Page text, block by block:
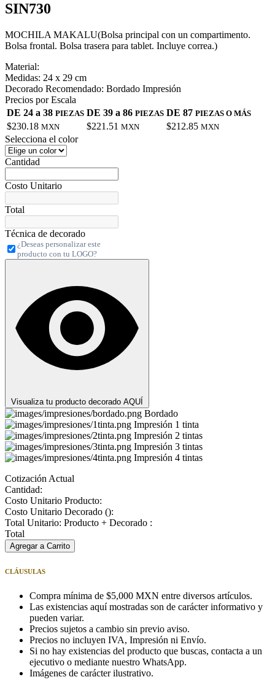
SIN730
MOCHILA MAKALU(Bolsa principal con un compartimento.
Bolsa frontal. Bolsa trasera para tablet. Incluye correa.)
Material:
Medidas: 24 x 29 cm
Decorado Recomendado: Bordado Impresión
Precios por Escala
DE 24 a 38 PIEZAS DE 39 a 86 PIEZAS DE 87 PIEZAS O MÁS
$230.18 MXN $221.51 MXN $212.85 MXN
Selecciona el color
Cantidad
Costo Unitario
Total
Técnica de decorado
¿Deseas personalizar este
producto con tu LOGO?
Visualiza tu producto decorado AQUÍ
Bordado
Impresión 1 tinta
Impresión 2 tintas
Impresión 3 tintas
Impresión 4 tintas
Cotización Actual
Cantidad:
Costo Unitario Producto:
Costo Unitario Decorado ():
Total Unitario: Producto + Decorado :
Total
Agregar a Carrito
CLÁUSULAS
Compra mínima de $5,000 MXN entre diversos artículos.
Las existencias aquí mostradas son de carácter informativo y
pueden variar.
Precios sujetos a cambio sin previo aviso.
Precios no incluyen IVA, Impresión ni Envío.
Si no hay existencias del producto que buscas, contacta a un
ejecutivo o mediante nuestro WhatsApp.
Imágenes de carácter ilustrativo.